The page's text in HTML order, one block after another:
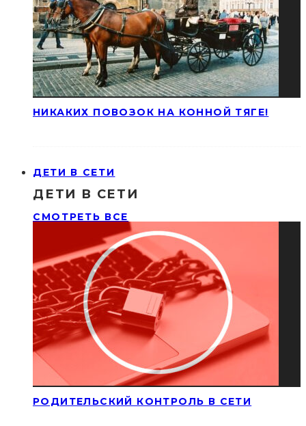
НИКАКИХ ПОВОЗОК НА КОННОЙ ТЯГЕ!
ДЕТИ В СЕТИ
ДЕТИ В СЕТИ
СМОТРЕТЬ ВСЕ
РОДИТЕЛЬСКИЙ КОНТРОЛЬ В СЕТИ